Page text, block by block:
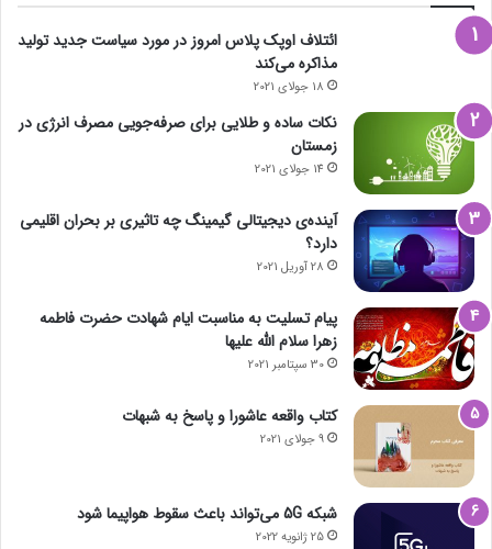
ائتلاف اوپک پلاس امروز در مورد سیاست جدید تولید
مذاکره می‌کند
18 جولای 2021
نکات ساده و طلایی برای صرفه‌جویی مصرف انرژی در
زمستان
14 جولای 2021
آینده‌ی دیجیتالی گیمینگ چه تاثیری بر بحران اقلیمی
دارد؟
28 آوریل 2021
پیام تسلیت به مناسبت ایام شهادت حضرت فاطمه
زهرا سلام الله علیها
30 سپتامبر 2021
کتاب واقعه عاشورا و پاسخ به شبهات
9 جولای 2021
شبکه 5G می‌تواند باعث سقوط هواپیما شود
25 ژانویه 2022